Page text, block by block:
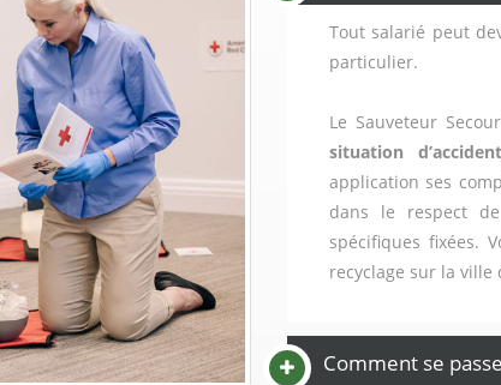
Tout salarié peut
particulier.
Le Sauveteur
situation d’accident
application ses
dans le respect
spécifiques fixées.
recyclage sur la ville
Comment se